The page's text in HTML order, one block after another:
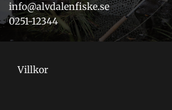
info@alvdalenfiske.se
0251-12344
Villkor